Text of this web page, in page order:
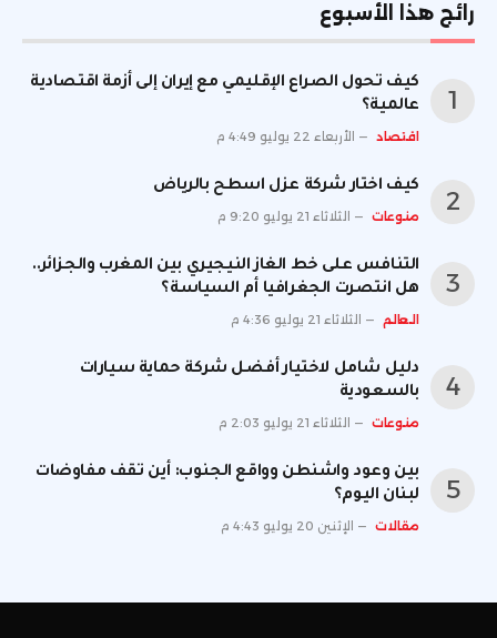
رائج هذا الأسبوع
كيف تحول الصراع الإقليمي مع إيران إلى أزمة اقتصادية
عالمية؟
اقتصاد الأربعاء 22 يوليو 4:49 م
كيف اختار شركة عزل اسطح بالرياض
منوعات الثلاثاء 21 يوليو 9:20 م
التنافس على خط الغاز النيجيري بين المغرب والجزائر..
هل انتصرت الجغرافيا أم السياسة؟
العالم الثلاثاء 21 يوليو 4:36 م
دليل شامل لاختيار أفضل شركة حماية سيارات
بالسعودية
منوعات الثلاثاء 21 يوليو 2:03 م
بين وعود واشنطن وواقع الجنوب: أين تقف مفاوضات
لبنان اليوم؟
مقالات الإثنين 20 يوليو 4:43 م